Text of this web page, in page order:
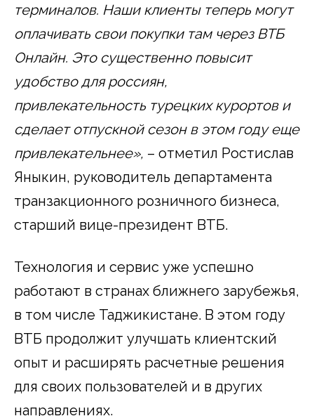
терминалов. Наши клиенты теперь могут
оплачивать свои покупки там через ВТБ
Онлайн. Это существенно повысит
удобство для россиян,
привлекательность турецких курортов и
сделает отпускной сезон в этом году еще
привлекательнее», – отметил Ростислав
Яныкин, руководитель департамента
транзакционного розничного бизнеса,
старший вице-президент ВТБ.
Технология и сервис уже успешно
работают в странах ближнего зарубежья,
в том числе Таджикистане. В этом году
ВТБ продолжит улучшать клиентский
опыт и расширять расчетные решения
для своих пользователей и в других
направлениях.